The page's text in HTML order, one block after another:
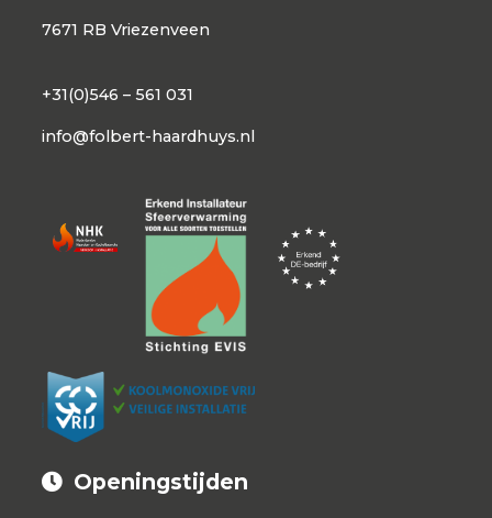
7671 RB Vriezenveen
+31(0)546 – 561 031
info@folbert-haardhuys.nl
Openingstijden